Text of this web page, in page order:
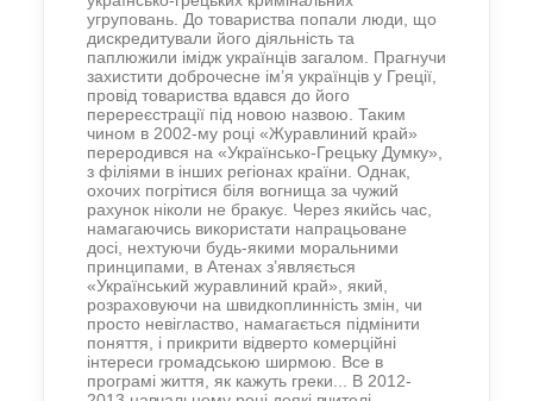
угруповань. До товариства попали люди, що
дискредитували його діяльність та
паплюжили імідж українців загалом. Прагнучи
захистити доброчесне ім’я українців у Греції,
провід товариства вдався до його
перереєстрації під новою назвою. Таким
чином в 2002-му році «Журавлиний край»
переродився на «Українсько-Грецьку Думку»,
з філіями в інших регіонах країни. Однак,
охочих погрітися біля вогнища за чужий
рахунок ніколи не бракує Через якийсь час,
намагаючись використати напрацьоване
досі, нехтуючи будь-якими моральними
принципами, в Атенах з’являється
«Український журавлиний край», який,
розраховуючи на швидкоплинність змін, чи
просто невігластво, намагається підмінити
поняття, і прикрити відверто комерційні
інтереси громадською ширмою. Все в
програмі життя, як кажуть греки... В 2012-